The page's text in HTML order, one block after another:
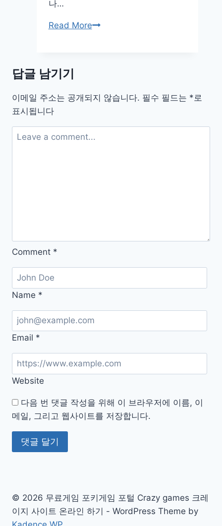
나…
Read More곰
합
드
답글 남기기
이메일 주소는 공개되지 않습니다. 필수 필드는 *로
표시됩니다
Comment *
Name *
Email *
Website
다음 번 댓글 작성을 위해 이 브라우저에 이름, 이
메일, 그리고 웹사이트를 저장합니다.
© 2026 무료게임 포키게임 포털 Crazy games 크레
이지 사이트 온라인 하기 - WordPress Theme by